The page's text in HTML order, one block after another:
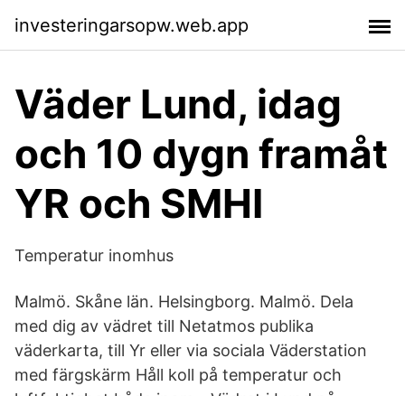
investeringarsopw.web.app
Väder Lund, idag
och 10 dygn framåt
YR och SMHI
Temperatur inomhus
Malmö. Skåne län. Helsingborg. Malmö. Dela
med dig av vädret till Netatmos publika
väderkarta, till Yr eller via sociala Väderstation
med färgskärm Håll koll på temperatur och